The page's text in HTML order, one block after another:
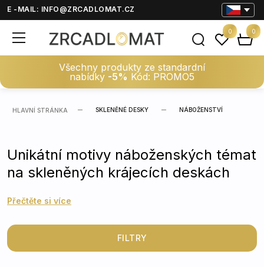
E -MAIL: INFO@ZRCADLOMAT.CZ
Všechny produkty ze standardní
nabídky -5% Kód: PROMO5
0 0
HLAVNÍ STRÁNKA SKLENĚNÉ DESKY NÁBOŽENSTVÍ
Unikátní motivy náboženských témat
na skleněných krájecích deskách
Přečtěte si více
FILTRY